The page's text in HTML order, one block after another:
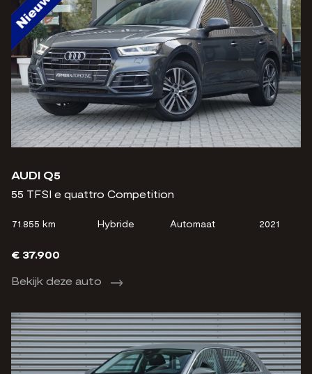
AUDI Q5
55 TFSI e quattro Competition
71.855 km Hybride Automaat 2021
€ 37.900
Bekijk deze auto